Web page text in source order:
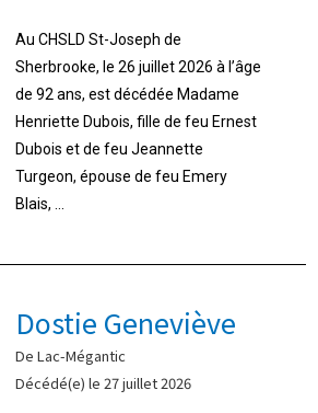
Au CHSLD St-Joseph de
Sherbrooke, le 26 juillet 2026 à l’âge
de 92 ans, est décédée Madame
Henriette Dubois, fille de feu Ernest
Dubois et de feu Jeannette
Turgeon, épouse de feu Emery
Blais, ...
Dostie Geneviève
De Lac-Mégantic
Décédé(e) le 27 juillet 2026